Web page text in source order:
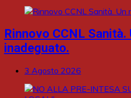
Rinnovo CCNL Sanità.
inadeguato.
3 Agosto 2026